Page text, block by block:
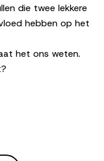
die twee lekkere
hebben op het
het ons weten.